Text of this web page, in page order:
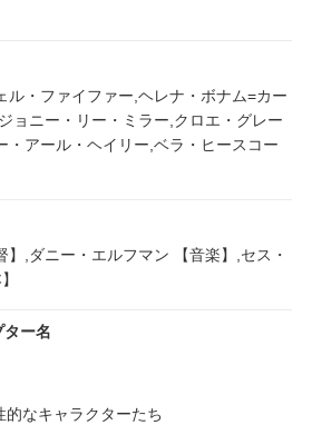
ル・ファイファー,ヘレナ・ボナム=カー
ョニー・リー・ミラー,クロエ・グレー
・アール・ヘイリー,ベラ・ヒースコー
】,ダニー・エルフマン 【音楽】,セス・
ー名
的なキャラクターたち